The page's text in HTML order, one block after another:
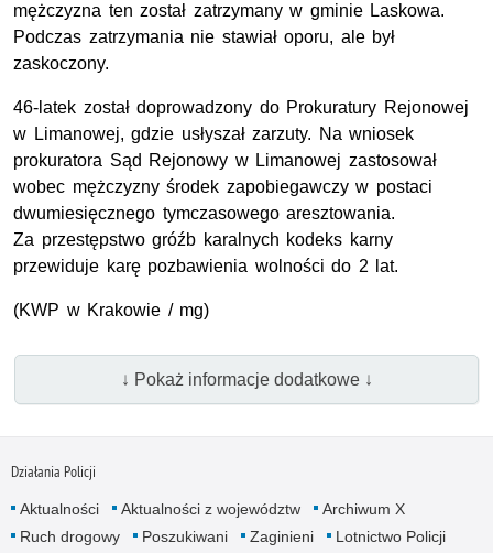
mężczyzna ten został zatrzymany w gminie Laskowa.
Podczas zatrzymania nie stawiał oporu, ale był
zaskoczony.
46-latek został doprowadzony do Prokuratury Rejonowej
w Limanowej, gdzie usłyszał zarzuty. Na wniosek
prokuratora Sąd Rejonowy w Limanowej zastosował
wobec mężczyzny środek zapobiegawczy w postaci
dwumiesięcznego tymczasowego aresztowania.
Za przestępstwo gróźb karalnych kodeks karny
przewiduje karę pozbawienia wolności do 2 lat.
(KWP w Krakowie / mg)
↓ Pokaż informacje dodatkowe ↓
Działania Policji
Aktualności Aktualności z województw
Archiwum X
Ruch drogowy
Poszukiwani Zaginieni
Lotnictwo Policji